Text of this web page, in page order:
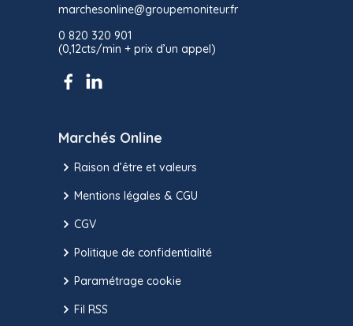
marchesonline@groupemoniteur.fr
0 820 320 901
(0,12cts/min + prix d’un appel)
Marchés Online
Raison d’être et valeurs
Mentions légales & CGU
CGV
Politique de confidentialité
Paramétrage cookie
Fil RSS